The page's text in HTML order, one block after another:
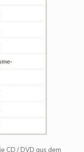
CD / DVD aus dem